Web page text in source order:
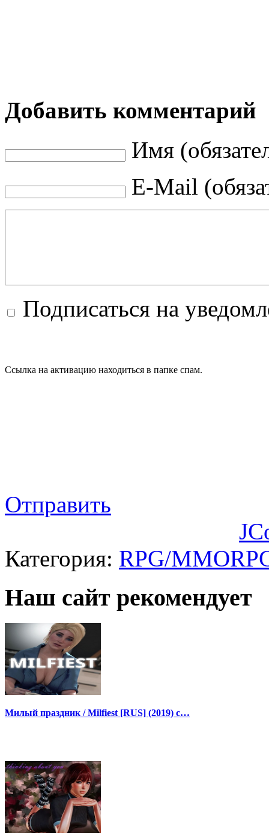
Добавить комментарий
Имя
E-Mail
Подписаться на
Ссылка на активацию находиться в папке спам.
Отправить
Категория: RPG/
Наш сайт рекомендует
Милый праздник / Milfiest [RUS] (2019) с…